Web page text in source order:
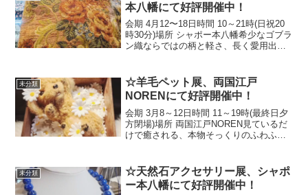
本八幡にて好評開催中！
会期 4月12〜18日時間 10～21時(日祝20
時30分)場所 シャポー本八幡希少なゴブラ
ン織ならではの柄と軽さ、長く愛用出来
Op...
未分類
☆羊毛ペット展、両国江戸
NORENにて好評開催中！
会期 3月8～12日時間 11～19時(最終日夕
方閉場)場所 両国江戸NOREN見ているだ
けで癒される、本物そっくりのふわふわ
is curre...
未分類
☆天然石アクセサリー展、シャポ
ー本八幡にて好評開催中！